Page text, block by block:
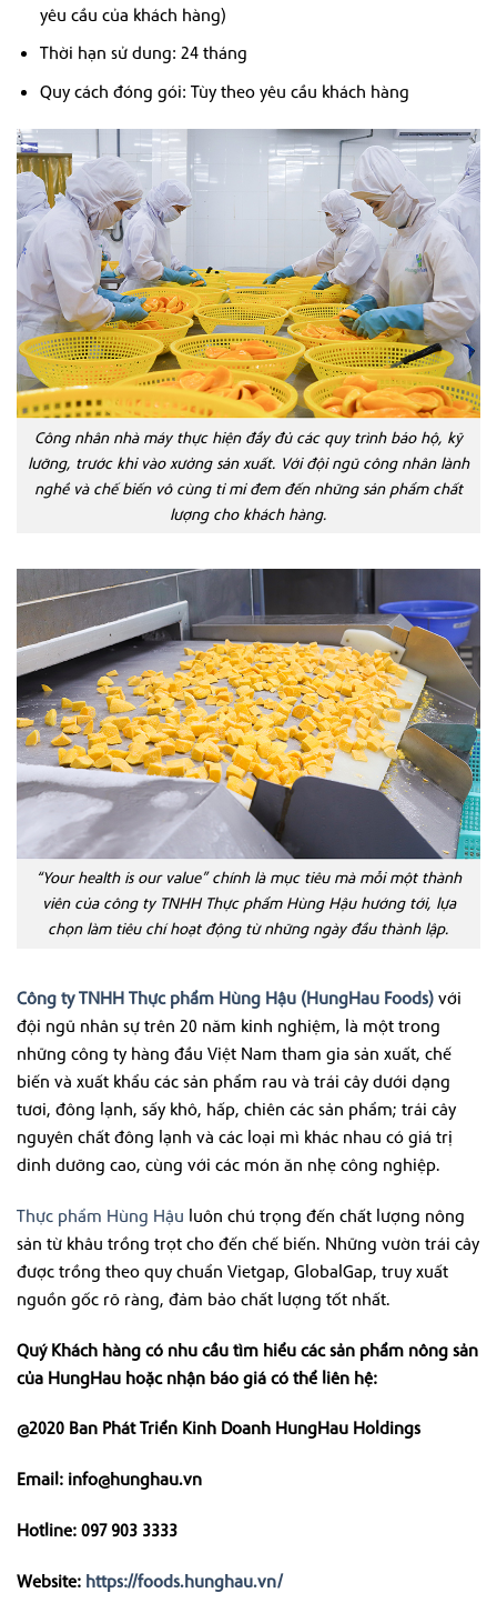
yêu cầu của khách hàng)
Thời hạn sử dung: 24 tháng
Quy cách đóng gói: Tùy theo yêu cầu khách hàng
Công nhân nhà máy thực hiện đầy đủ các quy trình bảo hộ, kỹ
lưỡng, trước khi vào xưởng sản xuất. Với đội ngũ công nhân lành
nghề và chế biến vô cùng tỉ mỉ đem đến những sản phẩm chất
lượng cho khách hàng.
“Your health is our value” chính là mục tiêu mà mỗi một thành
viên của công ty TNHH Thực phẩm Hùng Hậu hướng tới, lựa
chọn làm tiêu chí hoạt động từ những ngày đầu thành lập.
Công ty TNHH Thực phẩm Hùng Hậu (HungHau Foods) với
đội ngũ nhân sự trên 20 năm kinh nghiệm, là một trong
những công ty hàng đầu Việt Nam tham gia sản xuất, chế
biến và xuất khẩu các sản phẩm rau và trái cây dưới dạng
tươi, đông lạnh, sấy khô, hấp, chiên các sản phẩm; trái cây
nguyên chất đông lạnh và các loại mì khác nhau có giá trị
dinh dưỡng cao, cùng với các món ăn nhẹ công nghiệp.
Thực phẩm Hùng Hậu luôn chú trọng đến chất lượng nông
sản từ khâu trồng trọt cho đến chế biến. Những vườn trái cây
được trồng theo quy chuẩn Vietgap, GlobalGap, truy xuất
nguồn gốc rõ ràng, đảm bảo chất lượng tốt nhất.
Quý Khách hàng có nhu cầu tìm hiểu các sản phẩm nông sản
của HungHau hoặc nhận báo giá có thể liên hệ:
@2020 Ban Phát Triển Kinh Doanh HungHau Holdings
Email: info@hunghau.vn
Hotline: 097 903 3333
Website: https://foods.hunghau.vn/